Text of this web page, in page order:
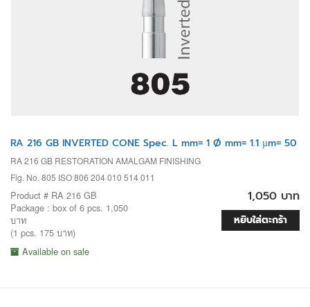
RA 216 GB INVERTED CONE Spec. L mm= 1 Ø mm= 1.1 µm= 50
RA 216 GB RESTORATION AMALGAM FINISHING
Fig. No. 805 ISO 806 204 010 514 011
Product # RA 216 GB
Package : box of 6 pcs. 1,050
บาท
(1 pcs. 175 บาท)
Available on sale
1,050 บาท
หยิบใส่ตะกร้า